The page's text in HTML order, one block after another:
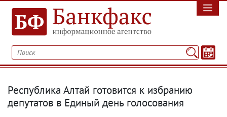
Республика Алтай готовится к избранию
депутатов в Единый день голосования